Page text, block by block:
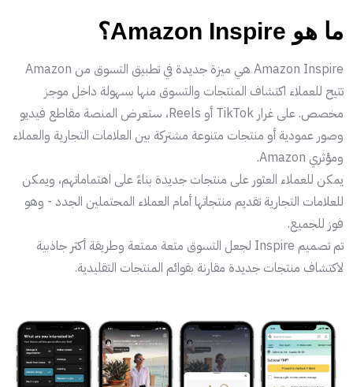
ما هو Amazon Inspire؟
Amazon Inspire هي ميزة جديدة في تطبيق التسوق من Amazon
تتيح للعملاء اكتشاف المنتجات والتسوق منها بسهولة داخل موجز
مخصص. على غرار TikTok أو Reels، ستعرض المنصة مقاطع فيديو
وصور عمودية أو منتجات متنوعة مشتركة بين العلامات التجارية والعملاء
ومؤثري Amazon.
يمكن للعملاء العثور على منتجات جديدة بناءً على اهتماماتهم، ويمكن
للعلامات التجارية تقديم منتجاتها أمام العملاء المحتملين الجدد - وهو
فوز للجميع.
تم تصميم Inspire لجعل التسوق متعة ممتعة وطريقة أكثر جاذبية
لاكتشاف منتجات جديدة مقارنة بقوائم المنتجات التقليدية.